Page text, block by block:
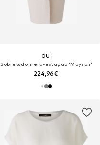
OUI
Sobretudo meia-estação 'Mayson'
224,96€